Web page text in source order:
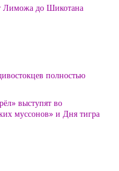
Лиможа до Шикотана
полностью
выступят во
муссонов» и Дня тигра